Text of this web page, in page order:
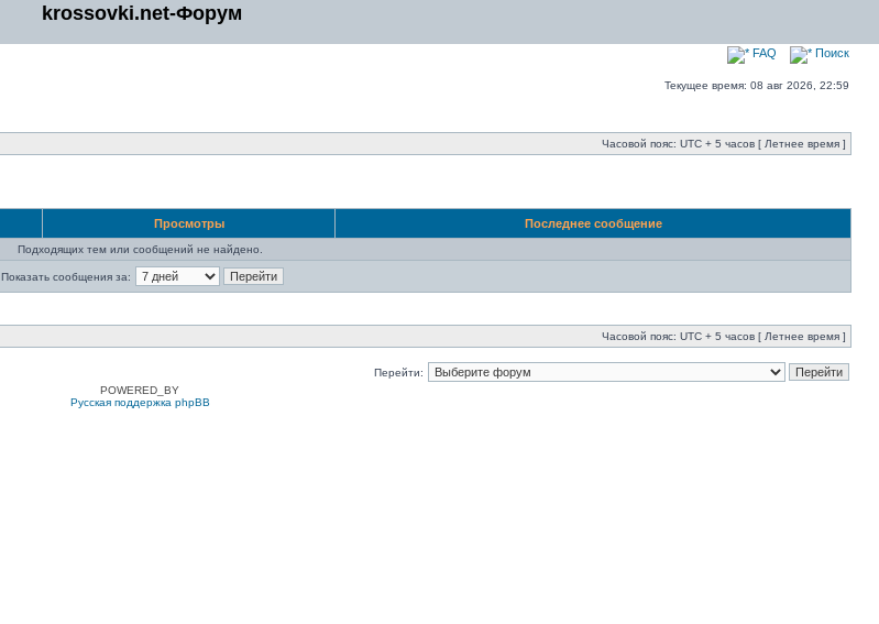
krossovki.net-Форум
FAQ Поиск
Текущее время: 08 авг 2026, 22:59
Часовой пояс: UTC + 5 часов [ Летнее время ]
Просмотры Последнее сообщение
Подходящих тем или сообщений не найдено.
Показать сообщения за:
Часовой пояс: UTC + 5 часов [ Летнее время ]
Перейти:
POWERED_BY
Русская поддержка phpBB